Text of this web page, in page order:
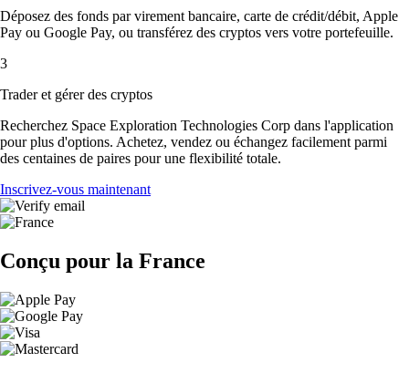
Déposez des fonds par virement bancaire, carte de crédit/débit, Apple
Pay ou Google Pay, ou transférez des cryptos vers votre portefeuille.
3
Trader et gérer des cryptos
Recherchez Space Exploration Technologies Corp dans l'application
pour plus d'options. Achetez, vendez ou échangez facilement parmi
des centaines de paires pour une flexibilité totale.
Inscrivez-vous maintenant
Conçu pour la France